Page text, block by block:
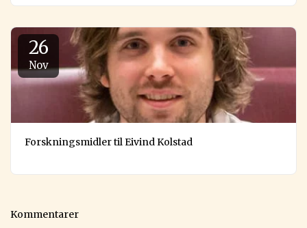
26
Nov
Forskningsmidler til Eivind Kolstad
Kommentarer